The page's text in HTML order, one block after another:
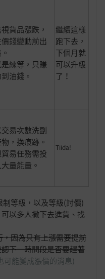
貨品漲跌，
錢變動前出
練等，只賺
油錢。
繼續這樣
跑下去，
下個月就
可以升級
了！
易次數洗副
，換痕跡。
易任務需投
大量能量。
Tiida!
等級，以及等級(討價)
以多人撒下去進貨、找
因為只有上漲需要提前
下一時間段是否要趕著
能變成漲價的消息)